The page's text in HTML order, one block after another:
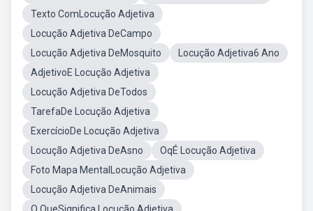
Texto ComLocução Adjetiva
Locução Adjetiva DeCampo
Locução Adjetiva DeMosquito
Locução Adjetiva6 Ano
AdjetivoE Locução Adjetiva
Locução Adjetiva DeTodos
TarefaDe Locução Adjetiva
ExercícioDe Locução Adjetiva
Locução Adjetiva DeAsno
OqÉ Locução Adjetiva
Foto Mapa MentalLocução Adjetiva
Locução Adjetiva DeAnimais